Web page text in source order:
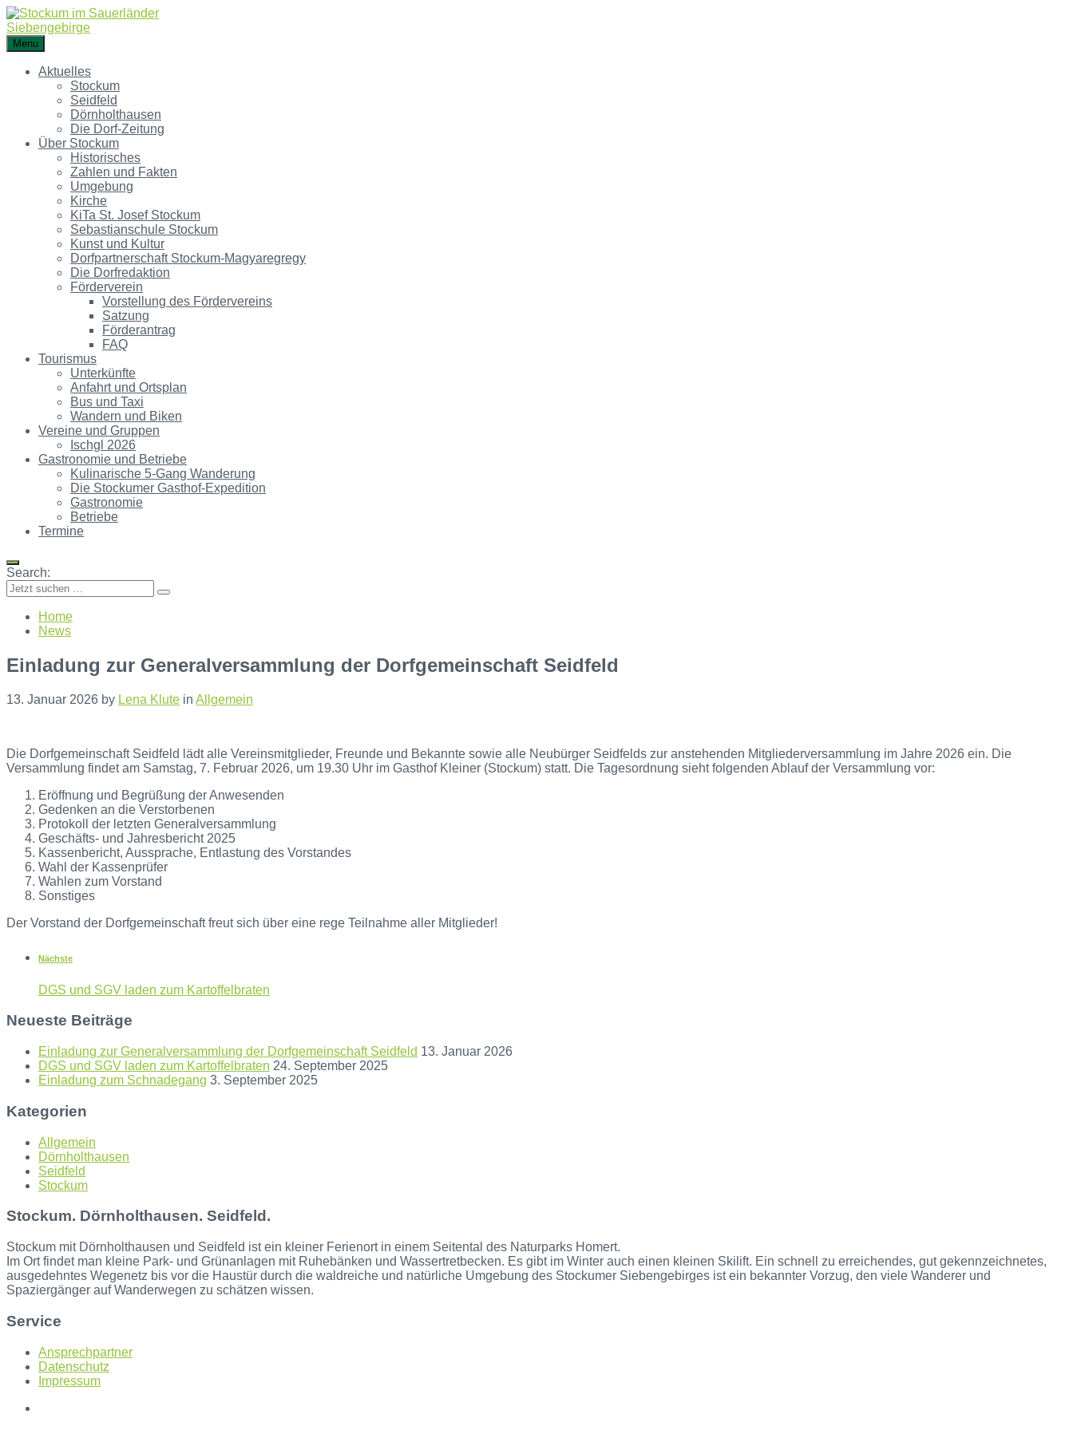
Menu
Aktuelles
Stockum
Seidfeld
Dörnholthausen
Die Dorf-Zeitung
Über Stockum
Historisches
Zahlen und Fakten
Umgebung
Kirche
KiTa St. Josef Stockum
Sebastianschule Stockum
Kunst und Kultur
Dorfpartnerschaft Stockum-Magyaregregy
Die Dorfredaktion
Förderverein
Vorstellung des Fördervereins
Satzung
Förderantrag
FAQ
Tourismus
Unterkünfte
Anfahrt und Ortsplan
Bus und Taxi
Wandern und Biken
Vereine und Gruppen
Ischgl 2026
Gastronomie und Betriebe
Kulinarische 5-Gang Wanderung
Die Stockumer Gasthof-Expedition
Gastronomie
Betriebe
Termine
Search:
Home
News
Einladung zur Generalversammlung der Dorfgemeinschaft Seidfeld
13. Januar 2026 by Lena Klute in Allgemein
Die Dorfgemeinschaft Seidfeld lädt alle Vereinsmitglieder, Freunde und Bekannte sowie alle Neubürger Seidfelds zur anstehenden Mitgliederversammlung im Jahre 2026 ein. Die
Versammlung findet am Samstag, 7. Februar 2026, um 19.30 Uhr im Gasthof Kleiner (Stockum) statt. Die Tagesordnung sieht folgenden Ablauf der Versammlung vor:
Eröffnung und Begrüßung der Anwesenden
Gedenken an die Verstorbenen
Protokoll der letzten Generalversammlung
Geschäfts- und Jahresbericht 2025
Kassenbericht, Aussprache, Entlastung des Vorstandes
Wahl der Kassenprüfer
Wahlen zum Vorstand
Sonstiges
Der Vorstand der Dorfgemeinschaft freut sich über eine rege Teilnahme aller Mitglieder!
Nächste
DGS und SGV laden zum Kartoffelbraten
Neueste Beiträge
Einladung zur Generalversammlung der Dorfgemeinschaft Seidfeld 13. Januar 2026
DGS und SGV laden zum Kartoffelbraten 24. September 2025
Einladung zum Schnadegang 3. September 2025
Kategorien
Allgemein
Dörnholthausen
Seidfeld
Stockum
Stockum. Dörnholthausen. Seidfeld.
Stockum mit Dörnholthausen und Seidfeld ist ein kleiner Ferienort in einem Seitental des Naturparks Homert.
Im Ort findet man kleine Park- und Grünanlagen mit Ruhebänken und Wassertretbecken. Es gibt im Winter auch einen kleinen Skilift. Ein schnell zu erreichendes, gut gekennzeichnetes,
ausgedehntes Wegenetz bis vor die Haustür durch die waldreiche und natürliche Umgebung des Stockumer Siebengebirges ist ein bekannter Vorzug, den viele Wanderer und
Spaziergänger auf Wanderwegen zu schätzen wissen.
Service
Ansprechpartner
Datenschutz
Impressum